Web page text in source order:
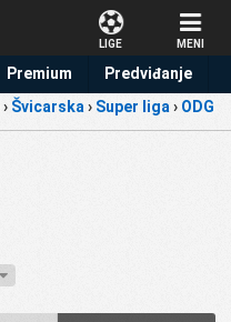
LIGE MENI
Premium
Predviđanje
› Švicarska › Super liga › ODG